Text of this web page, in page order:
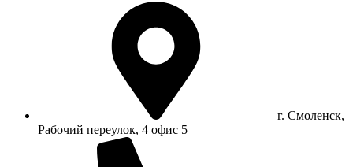
г. Смоленск,
Рабочий переулок, 4 офис 5